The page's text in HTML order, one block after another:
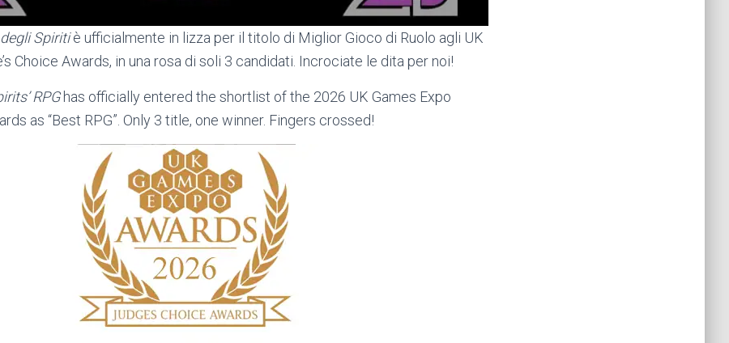
Spiritiè ufficialmente in lizza per il titolo di Miglior Gioco di Ruolo agli UK
Choice Awards, in una rosa di soli 3 candidati. Incrociate le dita per noi!
RPGhas officially entered the shortlist of the 2026 UK Games Expo
as “Best RPG”. Only 3 title, one winner. Fingers crossed!